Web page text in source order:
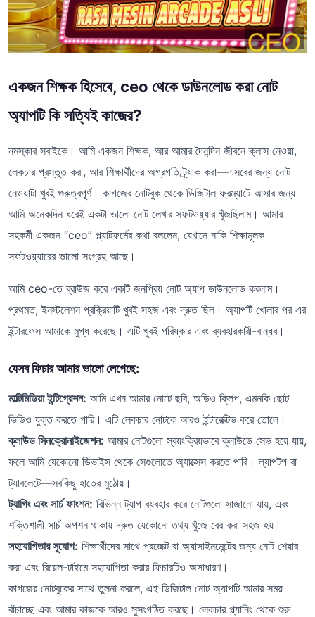
একজন শিক্ষক হিসেবে, ceo থেকে ডাউনলোড করা নোট
অ্যাপটি কি সত্যিই কাজের?
নমস্কার সবাইকে। আমি একজন শিক্ষক, আর আমার দৈনন্দিন জীবনে ক্লাস নেওয়া,
লেকচার প্রস্তুত করা, আর শিক্ষার্থীদের অগ্রগতি ট্র্যাক করা—এসবের জন্য নোট
নেওয়াটা খুবই গুরুত্বপূর্ণ। কাগজের নোটবুক থেকে ডিজিটাল ফরম্যাটে আসার জন্য
আমি অনেকদিন ধরেই একটা ভালো নোট লেখার সফটওয়্যার খুঁজছিলাম। আমার
সহকর্মী একজন “ceo” প্ল্যাটফর্মের কথা বললেন, যেখানে নাকি শিক্ষামূলক
সফটওয়্যারের ভালো সংগ্রহ আছে।
আমি ceo-তে ব্রাউজ করে একটি জনপ্রিয় নোট অ্যাপ ডাউনলোড করলাম।
প্রথমত, ইনস্টলেশন প্রক্রিয়াটি খুবই সহজ এবং দ্রুত ছিল। অ্যাপটি খোলার পর এর
ইন্টারফেস আমাকে মুগ্ধ করেছে। এটি খুবই পরিষ্কার এবং ব্যবহারকারী-বান্ধব।
যেসব ফিচার আমার ভালো লেগেছে:
মাল্টিমিডিয়া ইন্টিগ্রেশন: আমি এখন আমার নোটে ছবি, অডিও ক্লিপ, এমনকি ছোট
ভিডিও যুক্ত করতে পারি। এটি লেকচার নোটকে আরও ইন্টারেক্টিভ করে তোলে।
ক্লাউড সিনক্রোনাইজেশন: আমার নোটগুলো স্বয়ংক্রিয়ভাবে ক্লাউডে সেভ হয়ে যায়,
ফলে আমি যেকোনো ডিভাইস থেকে সেগুলোতে অ্যাক্সেস করতে পারি। ল্যাপটপ বা
ট্যাবলেটে—সবকিছু হাতের মুঠোয়।
ট্যাগিং এবং সার্চ ফাংশন: বিভিন্ন ট্যাগ ব্যবহার করে নোটগুলো সাজানো যায়, এবং
শক্তিশালী সার্চ অপশন থাকায় দ্রুত যেকোনো তথ্য খুঁজে বের করা সহজ হয়।
সহযোগিতার সুযোগ: শিক্ষার্থীদের সাথে প্রজেক্ট বা অ্যাসাইনমেন্টের জন্য নোট শেয়ার
করা এবং রিয়েল-টাইমে সহযোগিতা করার ফিচারটিও অসাধারণ।
কাগজের নোটবুকের সাথে তুলনা করলে, এই ডিজিটাল নোট অ্যাপটি আমার সময়
বাঁচাচ্ছে এবং আমার কাজকে আরও সুসংগঠিত করছে। লেকচার প্ল্যানিং থেকে শুরু